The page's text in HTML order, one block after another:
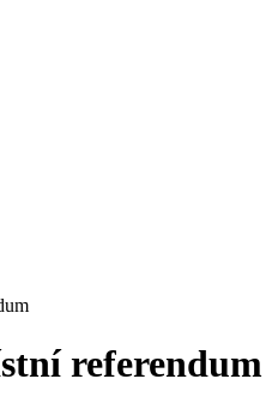
referendum